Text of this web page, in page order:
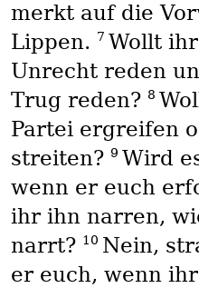
merkt auf die
Lippen. 7 Wollt
Unrecht reden
Trug reden? 8
Partei ergreifen
streiten? 9 Wird
wenn er euch
ihr ihn narren,
narrt? 10 Nein,
er euch, wenn